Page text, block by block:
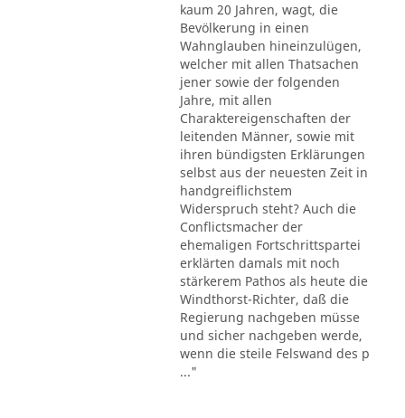
kaum 20 Jahren, wagt, die
Bevölkerung in einen
Wahnglauben hineinzulügen,
welcher mit allen Thatsachen
jener sowie der folgenden
Jahre, mit allen
Charaktereigenschaften der
leitenden Männer, sowie mit
ihren bündigsten Erklärungen
selbst aus der neuesten Zeit in
handgreiflichstem
Widerspruch steht? Auch die
Conflictsmacher der
ehemaligen Fortschrittspartei
erklärten damals mit noch
stärkerem Pathos als heute die
Windthorst-Richter, daß die
Regierung nachgeben müsse
und sicher nachgeben werde,
wenn die steile Felswand des p
..."